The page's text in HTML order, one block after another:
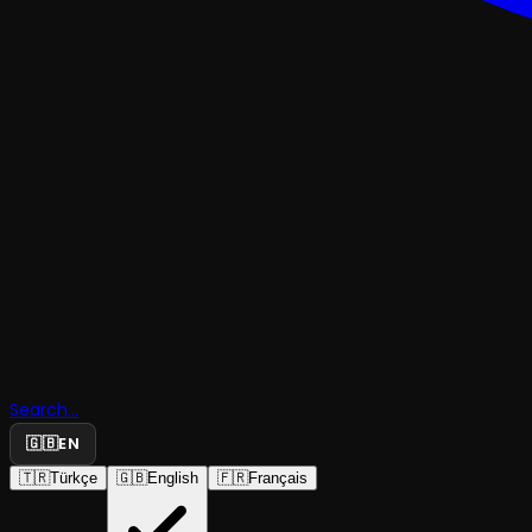
Search...
🇬🇧EN
🇹🇷Türkçe 🇬🇧English 🇫🇷Français
Danzon